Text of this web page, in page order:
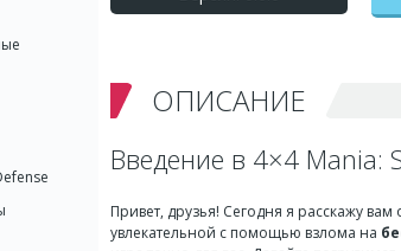
ОПИСАНИЕ
Введение в 4×4 Mania:
Привет, друзья! Сегодня я расскажу вам
увлекательной с помощью взлома на